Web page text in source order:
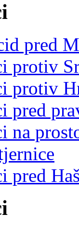
pred
protiv
protiv
pred
na
pred